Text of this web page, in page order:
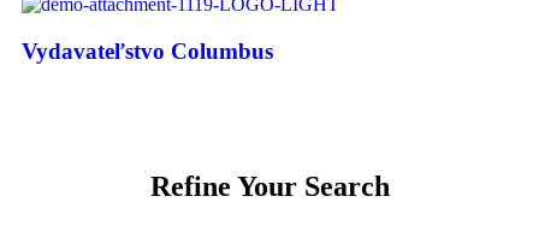
Vydavateľstvo Columbus
Refine Your Search